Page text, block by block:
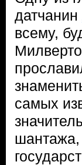
датчанин
всему,
самых
шантажа,